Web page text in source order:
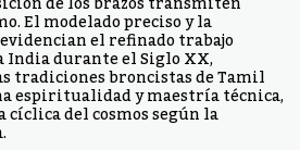
El modelado preciso y la
el refinado trabajo
India durante el Siglo XX,
tradiciones broncistas de Tamil
espiritualidad y maestría técnica,
del cosmos según la